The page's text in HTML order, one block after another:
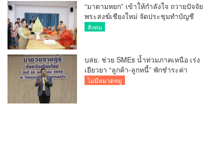
“มาดามหยก” เข้าให้กำลังใจ ถวายปัจจัย
พระสงฆ์เชียงใหม่ จัดประชุมทำบัญชี
รายรับรายจ่ายของวัด กว่า 300 รูป ที่วัด
สังคม
บสย. ช่วย SMEs น้ำท่วมภาคเหนือ เร่ง
เยียวยา “ลูกค้า-ลูกหนี้” พักชำระค่า
ธรรมเนียม-ค่างวด
ไม่มีหมวดหมู่